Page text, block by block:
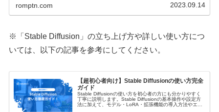
romptn.com 2023.09.14
※「Stable Diffusion」の立ち上げ方や詳しい使い方につ
いては、以下の記事を参考にしてください。
【超初心者向け】Stable Diffusionの使い方完全
ガイド
Stable Diffusionの使い方を初心者の方にも分かりやすく
丁寧に説明します。Stable Diffusionの基本操作や設定方
法に加えて、モデル・LoRA・拡張機能の導入方法やエラ